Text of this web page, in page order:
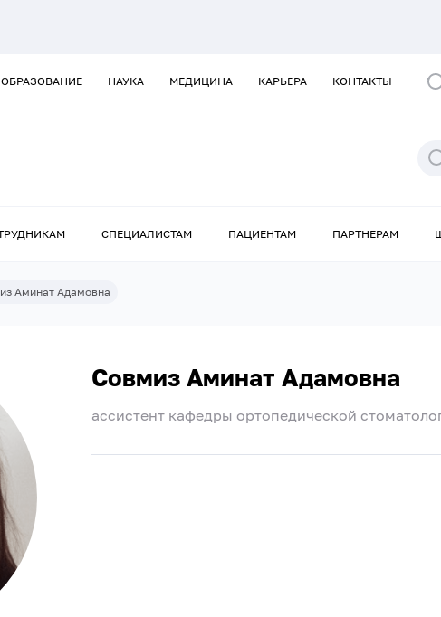
ОБРАЗОВАНИЕ НАУКА МЕДИЦИНА КАРЬЕРА КОНТАКТЫ
СПЕЦИАЛИСТАМ ПАЦИЕНТАМ ПАРТНЕРАМ
Аминат Адамовна
Совмиз Аминат Адамовна
ассистент кафедры ортопедической